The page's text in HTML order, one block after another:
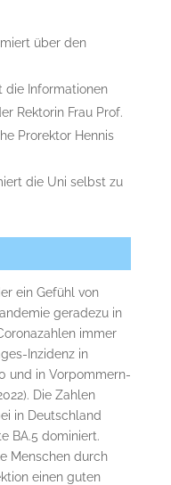
über den
die Informationen
Rektorin Frau Prof.
Prorektor Hennis
die Uni selbst zu
ein Gefühl von
geradezu in
immer
Inzidenz in
und in Vorpommern-
Die Zahlen
in Deutschland
BA.5 dominiert.
Menschen durch
einen guten